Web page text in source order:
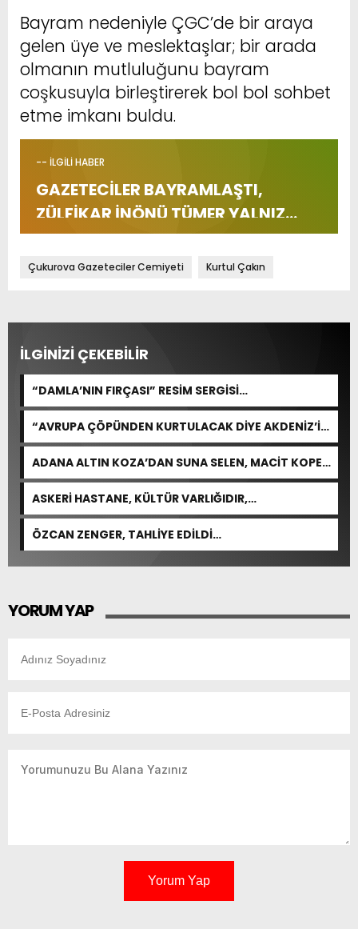
Bayram nedeniyle ÇGC’de bir araya
gelen üye ve meslektaşlar; bir arada
olmanın mutluluğunu bayram
coşkusuyla birleştirerek bol bol sohbet
etme imkanı buldu.
-- İLGİLİ HABER
GAZETECİLER BAYRAMLAŞTI,
ZÜLFİKAR İNÖNÜ TÜMER YALNIZ
BIRAKMADI…
Çukurova Gazeteciler Cemiyeti Kurtul Çakın
İLGİNİZİ ÇEKEBİLİR
“DAMLA’NIN FIRÇASI” RESİM SERGİSİ
SANATSEVERLERDEN YOĞUN İLGİ GÖRDÜ
“AVRUPA ÇÖPÜNDEN KURTULACAK DİYE AKDENİZ’İ
FEDA EDEMEZSİNİZ!”
ADANA ALTIN KOZA’DAN SUNA SELEN, MACİT KOPER
VE AYDIN SAYMAN’A EMEK ÖDÜLÜ
ASKERİ HASTANE, KÜLTÜR VARLIĞIDIR,
ÖZELLEŞTİRİLEMEZ!
ÖZCAN ZENGER, TAHLİYE EDİLDİ…
YORUM YAP
Yorum Yap